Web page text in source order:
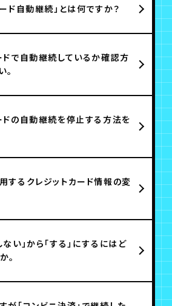
ド自動継続」とは何ですか？
ドで自動継続しているか確認方
。
ドの自動継続を停止する方法を
するクレジットカード情報の変
い」から「する」にするにはど
。